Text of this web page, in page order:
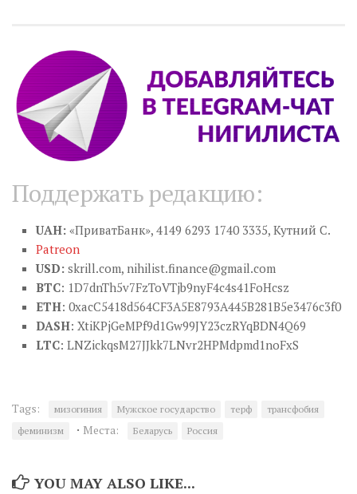
Поддержать редакцию:
UAH: «ПриватБанк», 4149 6293 1740 3335, Кутний С.
Patreon
USD: skrill.com, nihilist.finance@gmail.com
BTC: 1D7dnTh5v7FzToVTjb9nyF4c4s41FoHcsz
ETH: 0xacC5418d564CF3A5E8793A445B281B5e3476c3f0
DASH: XtiKPjGeMPf9d1Gw99JY23czRYqBDN4Q69
LTC: LNZickqsM27JJkk7LNvr2HPMdpmd1noFxS
Tags: мизогиния Мужское государство терф
трансфобия
феминизм
· Места: Беларусь Россия
YOU MAY ALSO LIKE...